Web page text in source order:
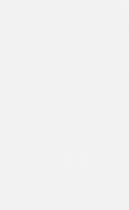
athletic skateboarding off